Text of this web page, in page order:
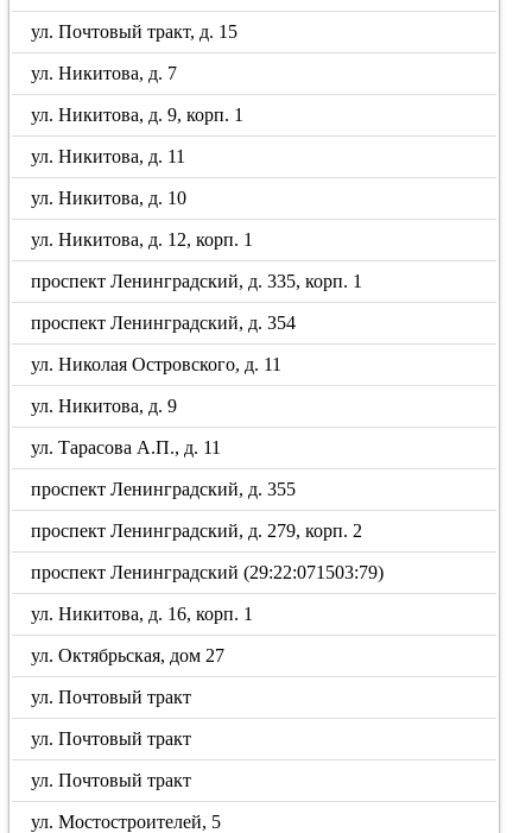
ул. Почтовый тракт, д. 15
ул. Никитова, д. 7
ул. Никитова, д. 9, корп. 1
ул. Никитова, д. 11
ул. Никитова, д. 10
ул. Никитова, д. 12, корп. 1
проспект Ленинградский, д. 335, корп. 1
проспект Ленинградский, д. 354
ул. Николая Островского, д. 11
ул. Никитова, д. 9
ул. Тарасова А.П., д. 11
проспект Ленинградский, д. 355
проспект Ленинградский, д. 279, корп. 2
проспект Ленинградский (29:22:071503:79)
ул. Никитова, д. 16, корп. 1
ул. Октябрьская, дом 27
ул. Почтовый тракт
ул. Почтовый тракт
ул. Почтовый тракт
ул. Мостостроителей, 5